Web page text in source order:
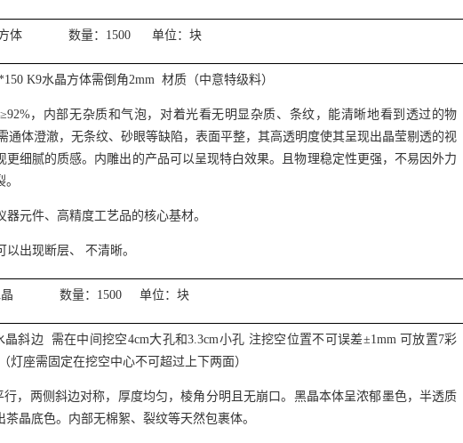
方体 数量：1500 单位：块
K9水晶方体需倒角2mm 材质（中意特级料）
，内部无杂质和气泡，对着光看无明显杂质、条纹，能清晰地看到透过的物
通体澄澈，无条纹、砂眼等缺陷，表面平整，其高透明度使其呈现出晶莹剔透的视
更细腻的质感。 内雕出的产品可以呈现特白效果。
且物理稳定性更强，不易因外力
。
器元件、高精度工艺品的核心基材。
以出现断层、 不清晰。
水晶 数量：1500 单位：块
晶斜边 需在中间挖空4cm大孔和3.3cm小孔 注挖空位置不可误差±1mm 可放置7彩
灯座需固定在挖空中心不可超过上下两面）
行，两侧斜边对称，厚度均匀，棱角分明且无崩口。黑晶本体呈浓郁墨色，半透质
茶晶底色。内部无棉絮、裂纹等天然包裹体。